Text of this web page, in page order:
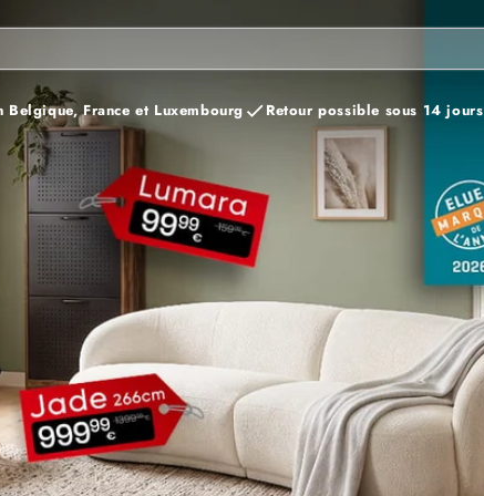
Belgique, France et Luxembourg Retour possible sous 14 jours